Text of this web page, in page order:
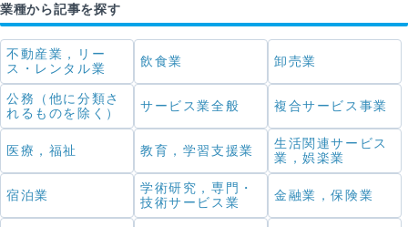
業種から記事を探す
不動産業，リー
ス・レンタル業
飲食業 卸売業
公務（他に分類さ
れるものを除く）
サービス業全般 複合サービス事業
医療，福祉 教育，学習支援業
生活関連サービス
業，娯楽業
宿泊業
学術研究，専門・
技術サービス業
金融業，保険業